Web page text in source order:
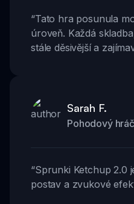
“Tato hra posunula
úroveň. Každá
stále děsivější a
Sarah F.
Pohodový hráč
“Sprunki Ketchup 2.0
postav a zvukové